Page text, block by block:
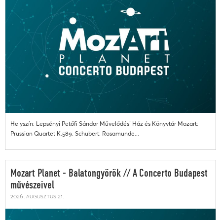
Helyszín: Lepsényi Petőfi Sándor Művelődési Ház és Könyvtár Mozart:
Prussian Quartet K.589. Schubert: Rosamunde...
Mozart Planet - Balatongyörök // A Concerto Budapest
művészeivel
2026. augusztus 21.